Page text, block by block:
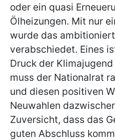
oder ein quasi
Ölheizungen. Mit nur
wurde das
verabschiedet. Eines
Druck der
muss der Nationalrat
und diesen positiven
Neuwahlen
Zuversicht, dass das
guten Abschluss